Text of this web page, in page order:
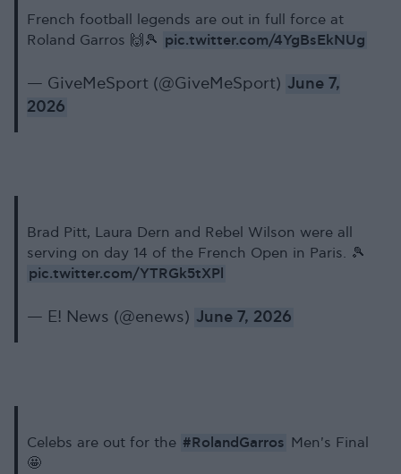
French football legends are out in full force at
Roland Garros 🙌🎾 pic.twitter.com/4YgBsEkNUg
— GiveMeSport (@GiveMeSport) June 7,
2026
Brad Pitt, Laura Dern and Rebel Wilson were all
serving on day 14 of the French Open in Paris. 🎾
pic.twitter.com/YTRGk5tXPl
— E! News (@enews) June 7, 2026
Celebs are out for the #RolandGarros Men's Final
🤩